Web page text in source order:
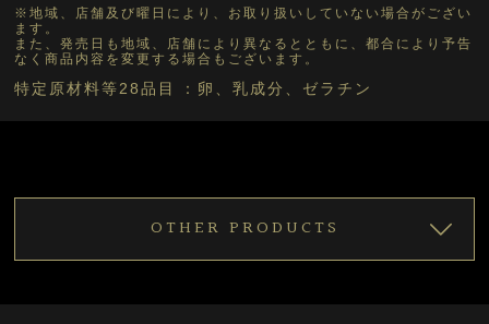
※地域、店舗及び曜日により、お取り扱いしていない場合がござい
ます。
また、発売日も地域、店舗により異なるとともに、都合により予告
なく商品内容を変更する場合もございます。
特定原材料等28品目 卵、乳成分、ゼラチン
OTHER PRODUCTS